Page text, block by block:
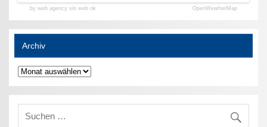
by web agency siti web ok OpenWeatherMap
Archiv
Archiv